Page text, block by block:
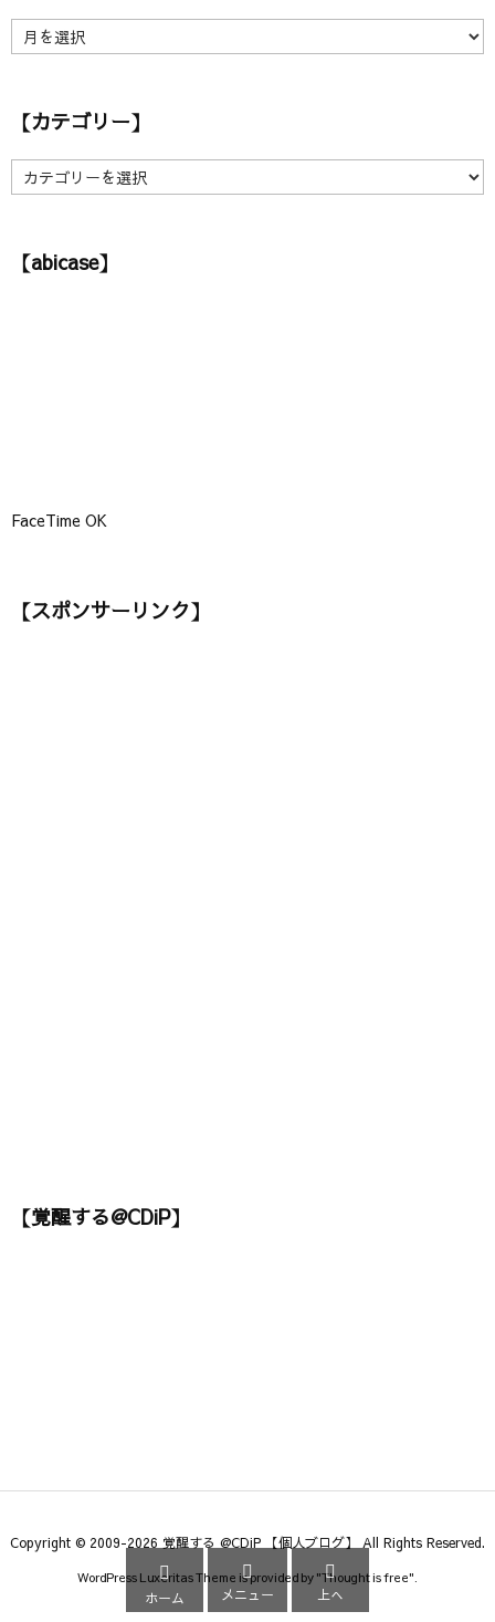
ア
イ
】
【カテゴリー】
【
カ
リ【abicase】
FaceTime OK
【スポンサーリンク】
【覚醒する@CDiP】
Copyright © 2009-2026 覚醒する @CDiP 【個人ブログ】 All Rights Reserved.
WordPress Luxeritas Theme is provided by "Thought is free".

ホーム

メニュー

上へ